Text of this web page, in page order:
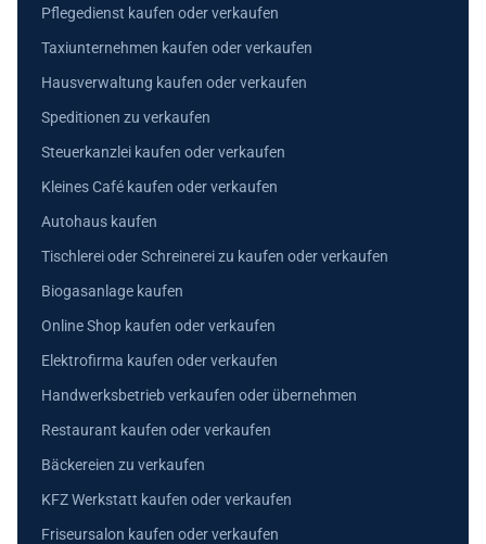
Pflegedienst kaufen oder verkaufen
Taxiunternehmen kaufen oder verkaufen
Hausverwaltung kaufen oder verkaufen
Speditionen zu verkaufen
Steuerkanzlei kaufen oder verkaufen
Kleines Café kaufen oder verkaufen
Autohaus kaufen
Tischlerei oder Schreinerei zu kaufen oder verkaufen
Biogasanlage kaufen
Online Shop kaufen oder verkaufen
Elektrofirma kaufen oder verkaufen
Handwerksbetrieb verkaufen oder übernehmen
Restaurant kaufen oder verkaufen
Bäckereien zu verkaufen
KFZ Werkstatt kaufen oder verkaufen
Friseursalon kaufen oder verkaufen